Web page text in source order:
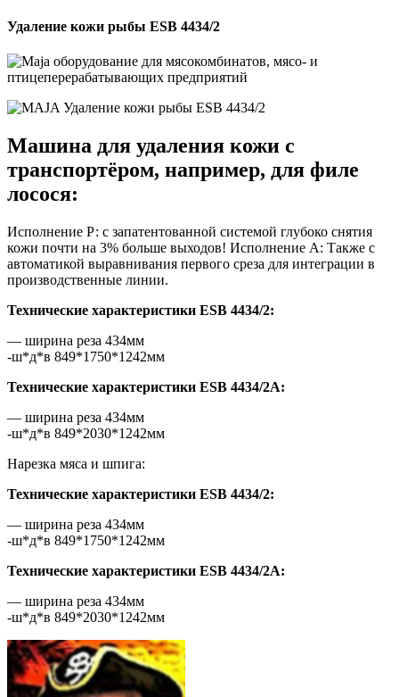
Удаление кожи рыбы ESB 4434/2
Машина для удаления кожи с
транспортёром, например, для филе
лосося:
Исполнение Р: с запатентованной системой глубоко снятия
кожи почти на 3% больше выходов! Исполнение А: Также с
автоматикой выравнивания первого среза для интеграции в
производственные линии.
Технические характеристики ESB 4434/2:
— ширина реза 434мм
-ш*д*в 849*1750*1242мм
Технические характеристики ESB 4434/2A:
— ширина реза 434мм
-ш*д*в 849*2030*1242мм
Нарезка мяса и шпига:
Технические характеристики ESB 4434/2:
— ширина реза 434мм
-ш*д*в 849*1750*1242мм
Технические характеристики ESB 4434/2A:
— ширина реза 434мм
-ш*д*в 849*2030*1242мм